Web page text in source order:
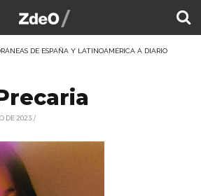
DE ESPAÑA Y LATINOAMÉRICA A DIARIO
DE 2023